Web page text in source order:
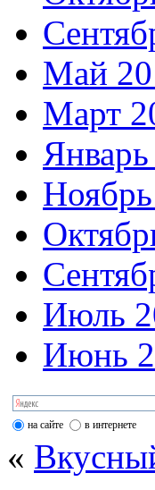
Май
Март
Июль
Июнь
на сайте в интернете
«